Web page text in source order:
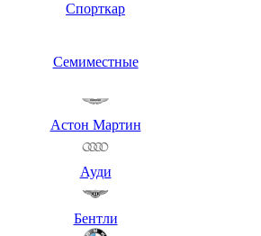
Спорткар
Семиместные
Астон Мартин
Ауди
Бентли